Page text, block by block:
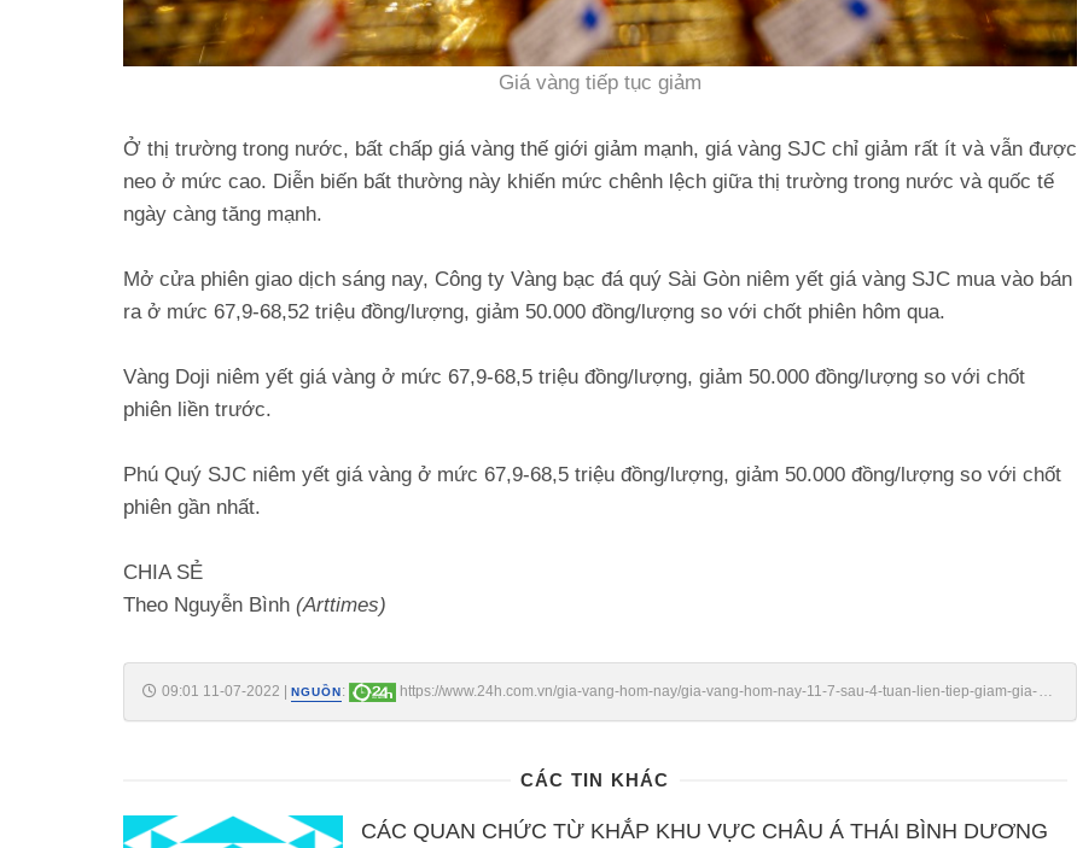
Giá vàng tiếp tục giảm
Ở thị trường trong nước, bất chấp giá vàng thế giới giảm mạnh, giá vàng SJC chỉ giảm rất ít và vẫn được
neo ở mức cao. Diễn biến bất thường này khiến mức chênh lệch giữa thị trường trong nước và quốc tế
ngày càng tăng mạnh.
Mở cửa phiên giao dịch sáng nay, Công ty Vàng bạc đá quý Sài Gòn niêm yết giá vàng SJC mua vào bán
ra ở mức 67,9-68,52 triệu đồng/lượng, giảm 50.000 đồng/lượng so với chốt phiên hôm qua.
Vàng Doji niêm yết giá vàng ở mức 67,9-68,5 triệu đồng/lượng, giảm 50.000 đồng/lượng so với chốt
phiên liền trước.
Phú Quý SJC niêm yết giá vàng ở mức 67,9-68,5 triệu đồng/lượng, giảm 50.000 đồng/lượng so với chốt
phiên gần nhất.
CHIA SẺ
Theo Nguyễn Bình (Arttimes)
09:01 11-07-2022 NGUỒN :
https://www.24h.com.vn/gia-vang-hom-nay/gia-vang-hom-nay-11-7-sau-4-tuan-lien-tiep-giam-gia-
CÁC TIN KHÁC
CÁC QUAN CHỨC TỪ KHẮP KHU VỰC CHÂU Á THÁI BÌNH DƯƠNG